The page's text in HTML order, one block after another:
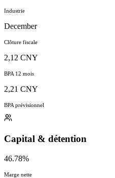
Industrie
December
Clôture fiscale
2,12 CNY
BPA 12 mois
2,21 CNY
BPA prévisionnel
Capital & détention
46.78%
Marge nette